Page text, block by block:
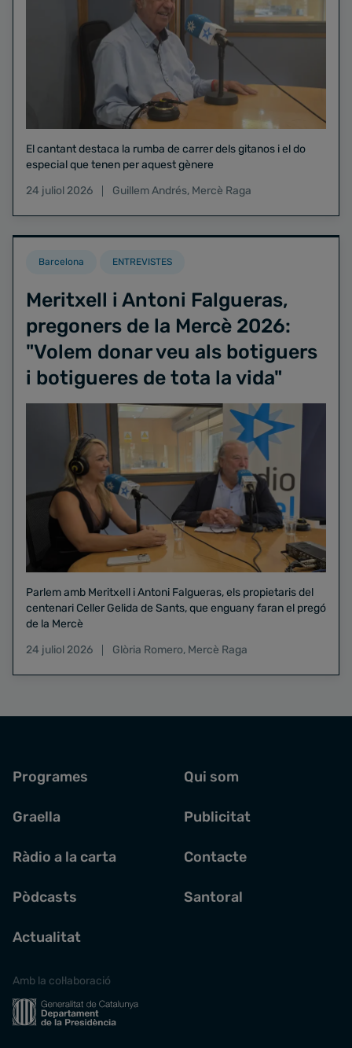
El cantant destaca la rumba de carrer dels gitanos i el do
especial que tenen per aquest gènere
24 juliol 2026
Guillem Andrés, Mercè Raga
Barcelona ENTREVISTES
Meritxell i Antoni Falgueras,
pregoners de la Mercè 2026:
"Volem donar veu als botiguers
i botigueres de tota la vida"
Parlem amb Meritxell i Antoni Falgueras, els propietaris del
centenari Celler Gelida de Sants, que enguany faran el pregó
de la Mercè
24 juliol 2026
Glòria Romero, Mercè Raga
Programes
Graella
Ràdio a la carta
Pòdcasts
Actualitat
Qui som
Publicitat
Contacte
Santoral
Amb la col·laboració